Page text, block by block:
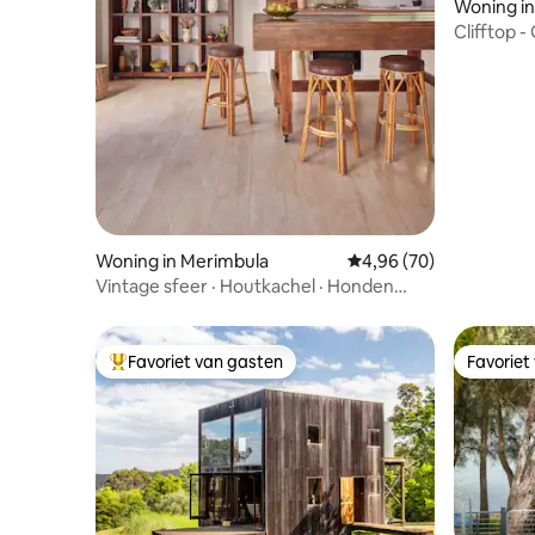
Woning in Merimbula Gemiddelde
4,96 (70)
Vintage sfeer · Houtkachel · Honden
Woning
Clifftop -
Topfavoriet van gasten
Favoriet van gasten